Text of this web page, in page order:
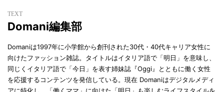
TEXT
Domani編集部
Domaniは1997年に小学館から創刊された30代・40代キャリア女性に
向けたファッション雑誌。タイトルはイタリア語で「明日」を意味し、
同じくイタリア語で「今日」を表す姉妹誌『Oggi』とともに働く女性
を応援するコンテンツを発信している。現在 Domaniはデジタルメディ
アに特化し、「働くママ」に向けた「明日」も楽しむライフスタイルを